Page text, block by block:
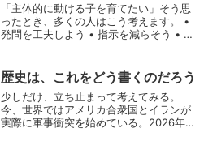
「主体的に動ける子を育てたい」そう思
ったとき、多くの人はこう考えます。 •
発問を工夫しよう • 指示を減らそう • 任
ていますか？サッカーで考えてみる少し
だけ、...
歴史は、これをどう書くのだろう
少しだけ、立ち止まって考えてみる。
今、世界ではアメリカ合衆国とイランが
実際に軍事衝突を始めている。2026年2